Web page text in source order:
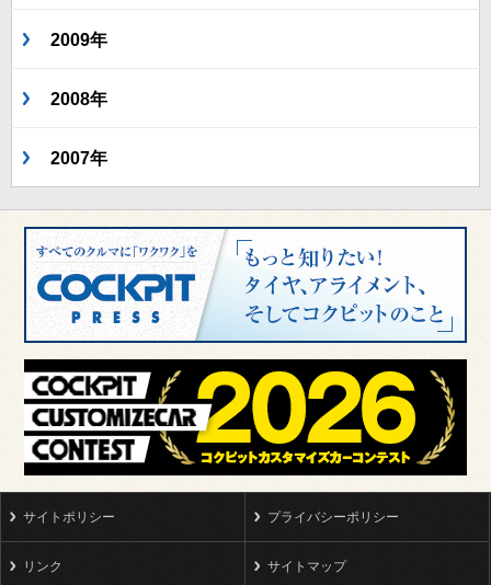
2009年
2008年
2007年
サイトポリシー プライバシーポリシー
リンク サイトマップ